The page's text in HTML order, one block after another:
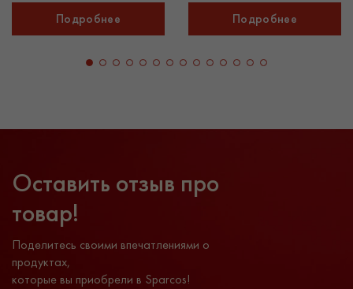
Подробнее Подробнее
Оставить отзыв про
товар!
Поделитесь своими впечатлениями о
продуктах,
которые вы приобрели в Sparcos!